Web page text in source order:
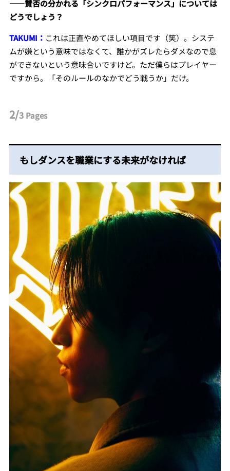
――賛否の分かれる「シンクロパフォーマンス」については
どうでしょう？
TAKUMI： これは正直やめてほしい項目です（笑）。システ
ムが嫌という意味ではなくて、誰かがズレたらダメなので息
ができないという意味合いですけど。ただ僕らはプレイヤー
ですから。「そのルールのなかでどう戦うか」だけ。
2/3 Pages
もしダンスを職業にする未来がなければ